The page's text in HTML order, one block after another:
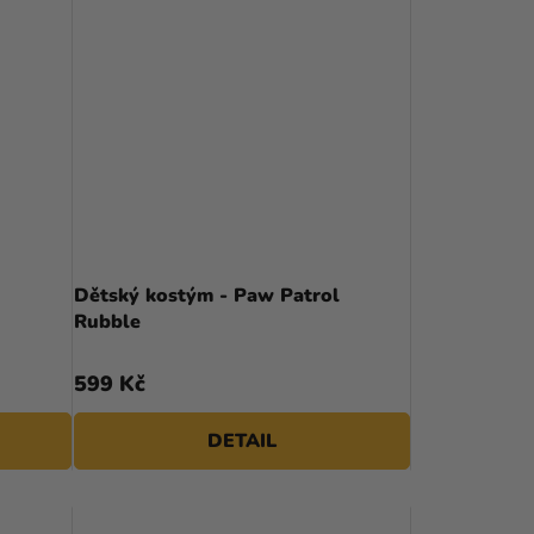
Dětský kostým - Paw Patrol
Rubble
599 Kč
DETAIL